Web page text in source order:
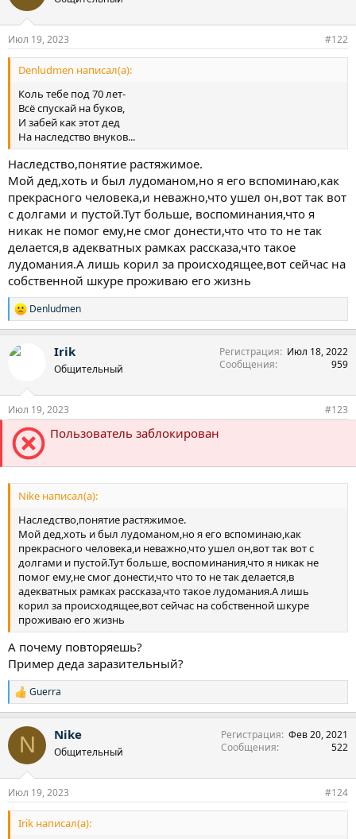
и
Июл 19, 2023 #122
Denludmen написал(а):
Коль тебе под 70 лет-
Всë спускай на буков,
И забей как этот дед
На наследство внуков...
Наследство,понятие растяжимое.
Мой дед,хоть и был лудоманом,но я его вспоминаю,как
прекрасного человека,и неважно,что ушел он,вот так вот
с долгами и пустой.Тут больше, воспоминания,что я
никак не помог ему,не смог донести,что что то не так
делается,в адекватных рамках рассказа,что такое
лудомания.А лишь корил за происходящее,вот сейчас на
собственной шкуре проживаю его жизнь
Р
е
к
Denludmen
Irik
Общительный
Регистрация
Июл 18, 2022
Сообщения
959
Июл 19, 2023 #123
Пользователь заблокирован
Nike написал(а):
Наследство,понятие растяжимое.
Мой дед,хоть и был лудоманом,но я его вспоминаю,как
прекрасного человека,и неважно,что ушел он,вот так вот с
долгами и пустой.Тут больше, воспоминания,что я никак не
помог ему,не смог донести,что что то не так делается,в
адекватных рамках рассказа,что такое лудомания.А лишь
корил за происходящее,вот сейчас на собственной шкуре
проживаю его жизнь
А почему повторяешь?
Пример деда заразительный?
Р
е
к
и
Guerra
N Nike
Общительный
Регистрация Фев 20, 2021
Сообщения
522
Июл 19, 2023 #124
Irik написал(а):